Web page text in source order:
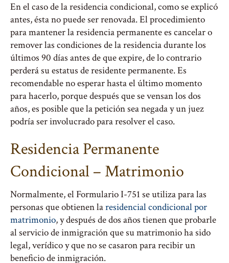
En el caso de la residencia condicional, como se explicó
antes, ésta no puede ser renovada. El procedimiento
para mantener la residencia permanente es cancelar o
remover las condiciones de la residencia durante los
últimos 90 días antes de que expire, de lo contrario
perderá su estatus de residente permanente. Es
recomendable no esperar hasta el último momento
para hacerlo, porque después que se vensan los dos
años, es posible que la petición sea negada y un juez
podría ser involucrado para resolver el caso.
Residencia Permanente
Condicional – Matrimonio
Normalmente, el Formulario I-751 se utiliza para las
personas que obtienen laresidencial condicional por
matrimonio, y después de dos años tienen que probarle
al servicio de inmigración que su matrimonio ha sido
legal, verídico y que no se casaron para recibir un
beneficio de inmigración.